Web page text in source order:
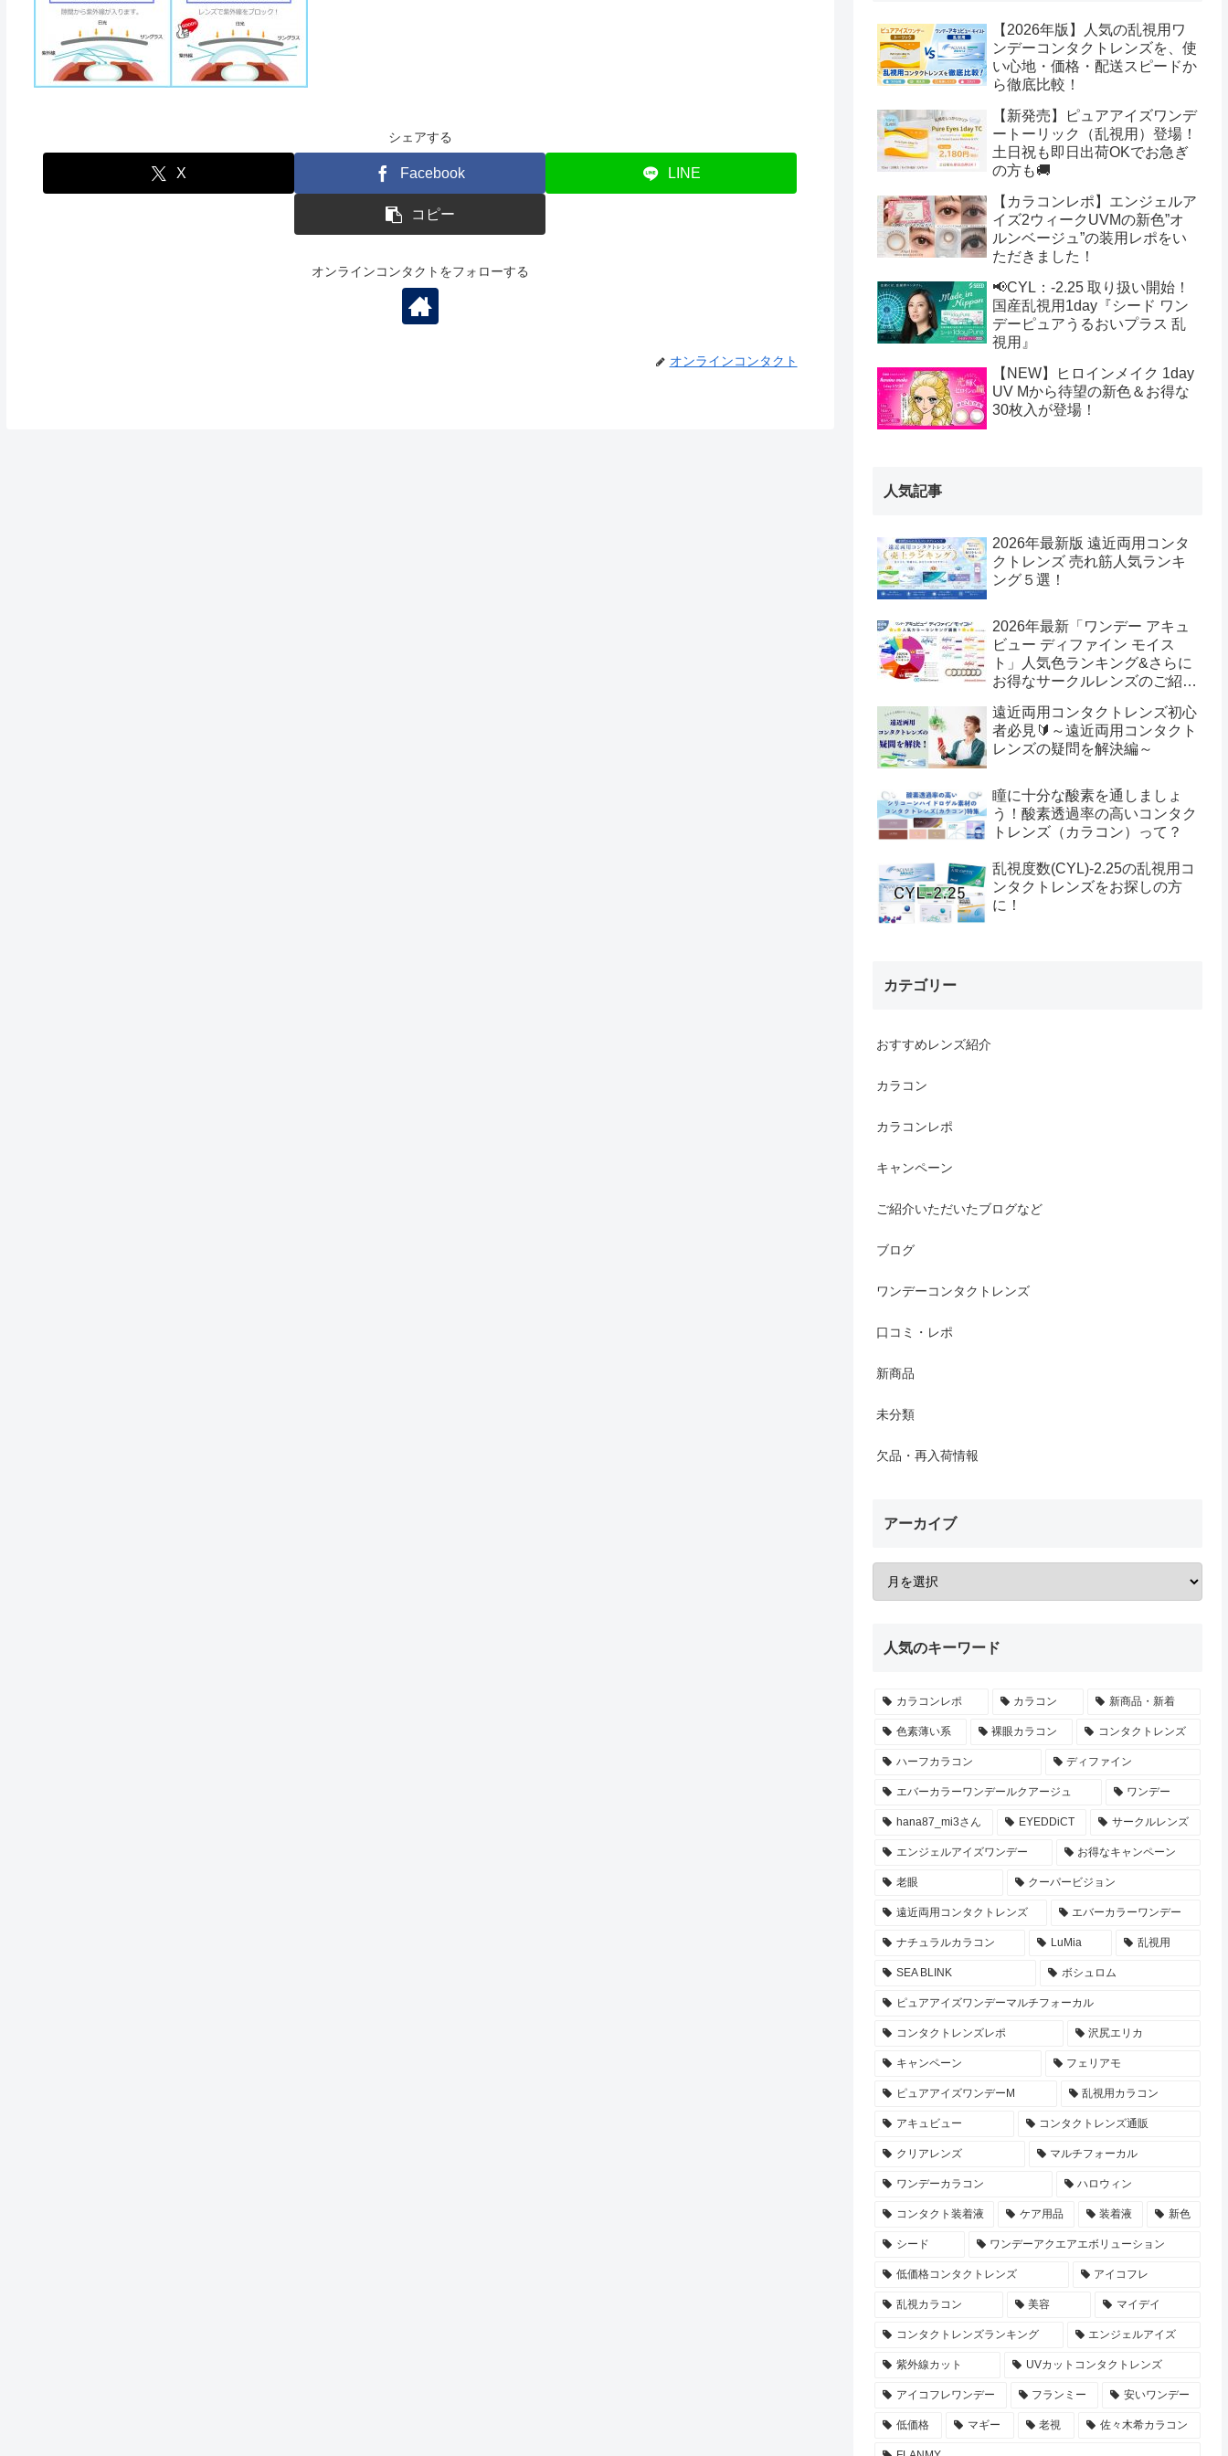
シェアする
X Facebook LINE
コピー
オンラインコンタクトをフォローする
オンラインコンタクト
【2026年版】人気の乱視用ワ
ンデーコンタクトレンズを、使
い心地・価格・配送スピードか
ら徹底比較！
【新発売】ピュアアイズワンデ
ートーリック（乱視用）登場！
土日祝も即日出荷OKでお急ぎ
の方も🚚
【カラコンレポ】エンジェルア
イズ2ウィークUVMの新色”オ
ルンベージュ”の装用レポをい
ただきました！
📢CYL：-2.25 取り扱い開始！
国産乱視用1day『シード ワン
デーピュアうるおいプラス 乱
視用』
【NEW】ヒロインメイク 1day
UV Mから待望の新色＆お得な
30枚入が登場！
人気記事
2026年最新版 遠近両用コンタ
クトレンズ 売れ筋人気ランキ
ング５選！
2026年最新「ワンデー アキュ
ビュー ディファイン モイス
ト」人気色ランキング&さらに
お得なサークルレンズのご紹
遠近両用コンタクトレンズ初心
者必見🔰～遠近両用コンタクト
レンズの疑問を解決編～
瞳に十分な酸素を通しましょ
う！酸素透過率の高いコンタク
トレンズ（カラコン）って？
乱視度数(CYL)-2.25の乱視用コ
ンタクトレンズをお探しの方
に！
カテゴリー
おすすめレンズ紹介
カラコン
カラコンレポ
キャンペーン
ご紹介いただいたブログなど
ブログ
ワンデーコンタクトレンズ
口コミ・レポ
新商品
未分類
欠品・再入荷情報
アーカイブ
人気のキーワード
カラコンレポ カラコン 新商品・新着
色素薄い系 裸眼カラコン コンタクトレンズ
ハーフカラコン ディファイン
エバーカラーワンデールクアージュ ワンデー
hana87_mi3さん EYEDDiCT サークルレンズ
エンジェルアイズワンデー お得なキャンペーン
老眼 クーパービジョン
遠近両用コンタクトレンズ エバーカラーワンデー
ナチュラルカラコン LuMia 乱視用
SEA BLINK ボシュロム
ピュアアイズワンデーマルチフォーカル
コンタクトレンズレポ 沢尻エリカ
キャンペーン フェリアモ
ピュアアイズワンデーM 乱視用カラコン
アキュビュー コンタクトレンズ通販
クリアレンズ マルチフォーカル
ワンデーカラコン ハロウィン
コンタクト装着液 ケア用品 装着液 新色
シード ワンデーアクエアエボリューション
低価格コンタクトレンズ アイコフレ
乱視カラコン 美容 マイデイ
コンタクトレンズランキング エンジェルアイズ
紫外線カット UVカットコンタクトレンズ
アイコフレワンデー フランミー 安いワンデー
低価格 マギー 老視 佐々木希カラコン